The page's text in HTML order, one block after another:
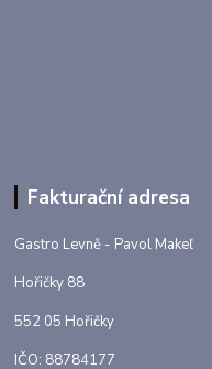
Fakturační adresa
Gastro Levně - Pavol Makeľ
Hořičky 88
552 05 Hořičky
IČO: 88784177